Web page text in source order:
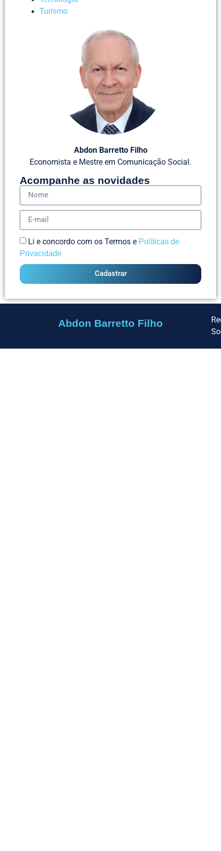
Turismo
Abdon Barretto Filho
Economista e Mestre em Comunicação Social.
Acompanhe as novidades
Li e concordo com os Termos e Políticas de
Privacidade
Cadastrar
Abdon Barretto Filho